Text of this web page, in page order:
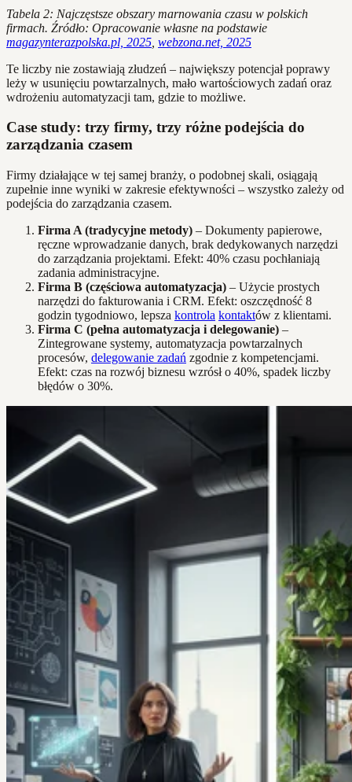
Tabela 2: Najczęstsze obszary marnowania czasu w polskich
firmach. Źródło: Opracowanie własne na podstawie
magazynterazpolska.pl, 2025 webzona.net, 2025
Te liczby nie zostawiają złudzeń – największy potencjał poprawy
leży w usunięciu powtarzalnych, mało wartościowych zadań oraz
wdrożeniu automatyzacji tam, gdzie to możliwe.
Case study: trzy firmy, trzy różne podejścia do
zarządzania czasem
Firmy działające w tej samej branży, o podobnej skali, osiągają
zupełnie inne wyniki w zakresie efektywności – wszystko zależy od
podejścia do zarządzania czasem.
Firma A (tradycyjne metody) – Dokumenty papierowe,
ręczne wprowadzanie danych, brak dedykowanych narzędzi
do zarządzania projektami. Efekt: 40% czasu pochłaniają
zadania administracyjne.
Firma B (częściowa automatyzacja) – Użycie prostych
narzędzi do fakturowania i CRM. Efekt: oszczędność 8
godzin tygodniowo, lepsza kontrola kontaktów z klientami.
Firma C (pełna automatyzacja i delegowanie) –
Zintegrowane systemy, automatyzacja powtarzalnych
procesów, delegowanie zadań zgodnie z kompetencjami.
Efekt: czas na rozwój biznesu wzrósł o 40%, spadek liczby
błędów o 30%.